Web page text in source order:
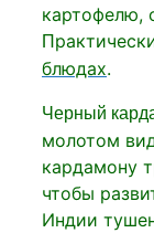
картофелю,
П
блюдах.
Черный
молотом
кардамону
чтобы
Индии